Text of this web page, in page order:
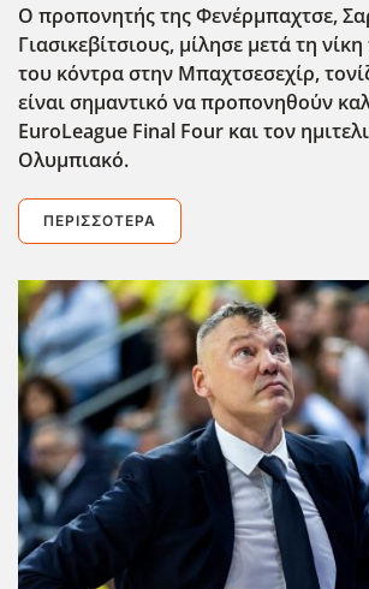
Ο προπονητής της Φενέρμπαχτσε,
Γιασικεβίτσιους, μίλησε μετά τη
του κόντρα στην Μπαχτσεσεχίρ,
είναι σημαντικό να προπονηθο΄υν
EuroLeague Final Four και τον
Ολυμπιακό.
ΠΕΡΙΣΣΌΤΕΡΑ